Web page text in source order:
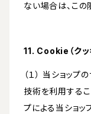
ない場合は、この
11. Cookie（ク
（１） 当ショッ
技術を利用するこ
プによる当ショ